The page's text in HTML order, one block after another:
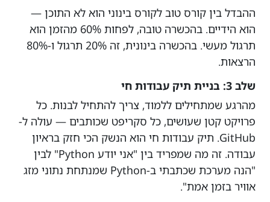
ההבדל בין קורס טוב לקורס בינוני הוא לא התוכן —
הוא הידיים. בהכשרה טובה, לפחות 60% מהזמן הוא
תרגול מעשי. בהכשרה בינונית, זה 20% תרגול ו-80%
הרצאות.
שלב 3: בניית תיק עבודות חי
מהרגע שמתחילים ללמוד, צריך להתחיל לבנות. כל
פרויקט קטן שעושים, כל סקריפט שכותבים — עולה ל-
GitHub. תיק עבודות חי הוא הנשק הכי חזק בראיון
עבודה. זה מה שמפריד בין "אני יודע Python" לבין
"הנה מערכת שכתבתי ב-Python שמנתחת נתוני מזג
אוויר בזמן אמת".